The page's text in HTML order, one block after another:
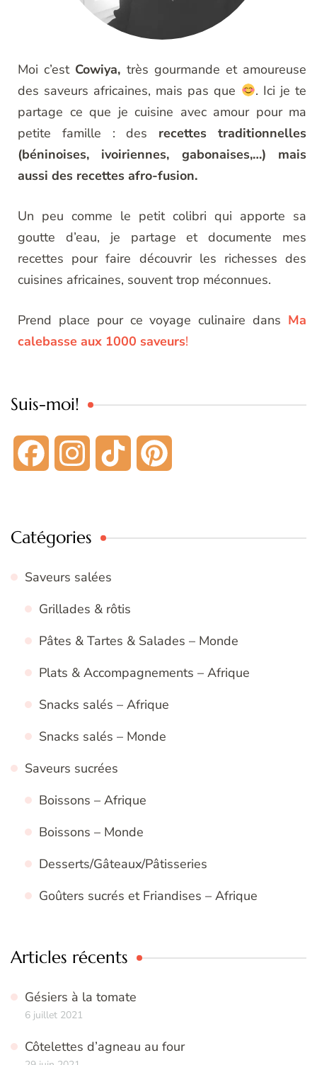
Moi c’est Cowiya, très gourmande et amoureuse
des saveurs africaines, mais pas que
. Ici je te
partage ce que je cuisine avec amour pour ma
petite famille : des recettes traditionnelles
(béninoises, ivoiriennes, gabonaises,…) mais
aussi des recettes afro-fusion.
Un peu comme le petit colibri qui apporte sa
goutte d’eau, je partage et documente mes
recettes pour faire découvrir les richesses des
cuisines africaines, souvent trop méconnues.
Prend place pour ce voyage culinaire dans Ma
calebasse aux 1000 saveurs!
Suis-moi!
Facebook Instagram TikTok
Catégories
Saveurs salées
Grillades & rôtis
Pâtes & Tartes & Salades – Monde
Plats & Accompagnements – Afrique
Snacks salés – Afrique
Snacks salés – Monde
Saveurs sucrées
Boissons – Afrique
Boissons – Monde
Desserts/Gâteaux/Pâtisseries
Goûters sucrés et Friandises – Afrique
Articles récents
Gésiers à la tomate
6 juillet 2021
Côtelettes d’agneau au four